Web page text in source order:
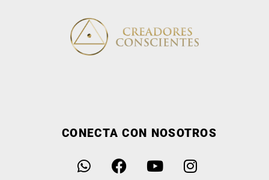
CONECTA CON NOSOTROS